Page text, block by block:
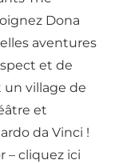
Dona
aventures
et de
un village de
et
da Vinci !
– cliquez ici